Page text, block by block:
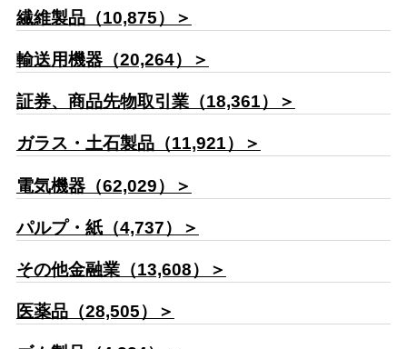
繊維製品（10,875）＞
輸送用機器（20,264）＞
証券、商品先物取引業（18,361）＞
ガラス・土石製品（11,921）＞
電気機器（62,029）＞
パルプ・紙（4,737）＞
その他金融業（13,608）＞
医薬品（28,505）＞